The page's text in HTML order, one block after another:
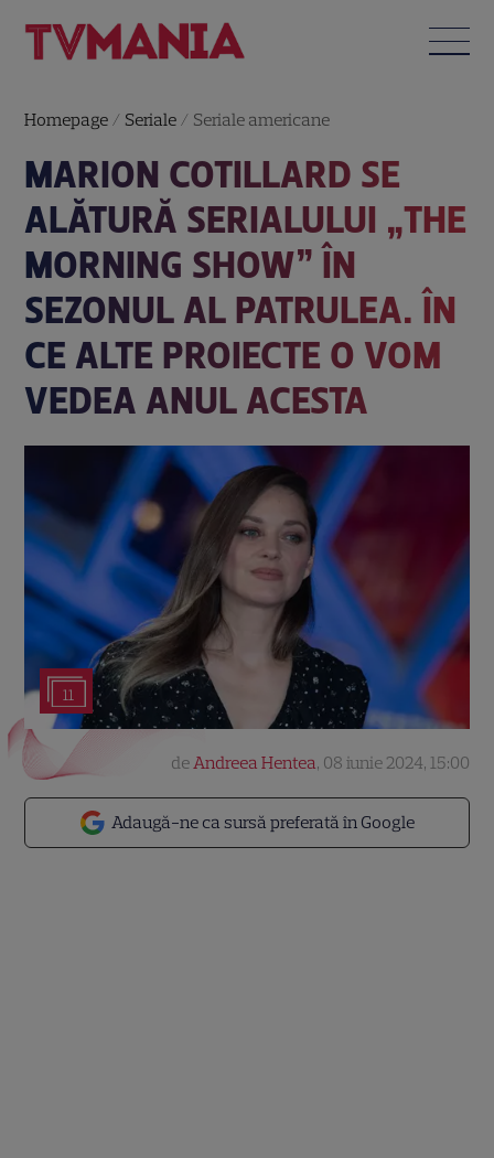
Homepage / Seriale / Seriale americane
MARION COTILLARD SE
ALĂTURĂ SERIALULUI „THE
MORNING SHOW” ÎN
SEZONUL AL PATRULEA. ÎN
CE ALTE PROIECTE O VOM
VEDEA ANUL ACESTA
11
Adaugă-ne ca sursă preferată în Google
deAndreea Hentea, 08 iunie 2024, 15:00